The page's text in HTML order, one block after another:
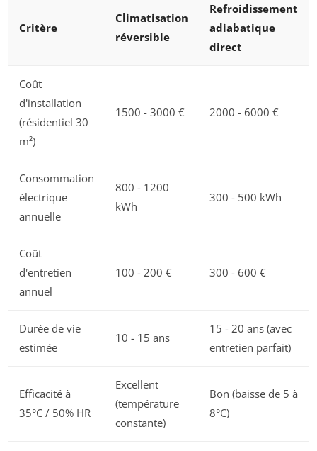
Critère
Climatisation
réversible
Refroidissement
adiabatique
direct
Coût
d'installation
(résidentiel 30
m²)
1500 - 3000 € 2000 - 6000 €
Consommation
électrique
annuelle
800 - 1200
kWh
300 - 500 kWh
Coût
d'entretien
annuel
100 - 200 € 300 - 600 €
Durée de vie
estimée
10 - 15 ans
15 - 20 ans (avec
entretien parfait)
Efficacité à
35°C / 50% HR
Excellent
(température
constante)
Bon (baisse de 5 à
8°C)